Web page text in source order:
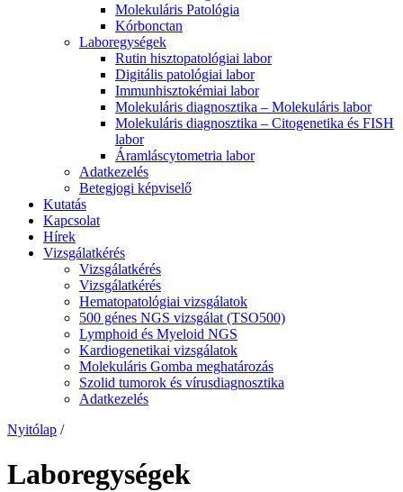
Molekuláris Patológia
Kórbonctan
Laboregységek
Rutin hisztopatológiai labor
Digitális patológiai labor
Immunhisztokémiai labor
Molekuláris diagnosztika – Molekuláris labor
Molekuláris diagnosztika – Citogenetika és FISH
labor
Áramláscytometria labor
Adatkezelés
Betegjogi képviselő
Kutatás
Kapcsolat
Hírek
Vizsgálatkérés
Vizsgálatkérés
Vizsgálatkérés
Hematopatológiai vizsgálatok
500 génes NGS vizsgálat (TSO500)
Lymphoid és Myeloid NGS
Kardiogenetikai vizsgálatok
Molekuláris Gomba meghatározás
Szolid tumorok és vírusdiagnosztika
Adatkezelés
Nyitólap /
Laboregységek